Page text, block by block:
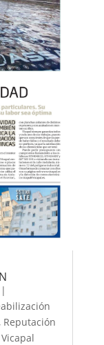
|
, Reputación
Vicapal